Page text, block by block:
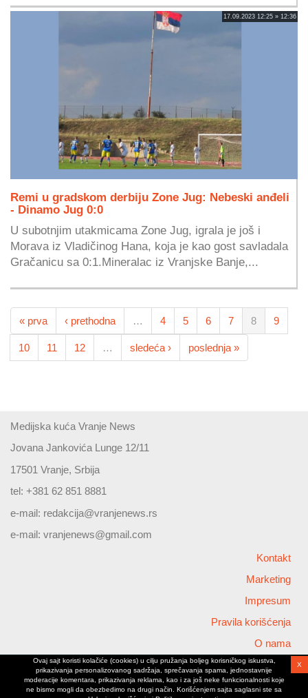
17.09.2023 12:25 » 12:36
Remi u gradskom derbiju Zone Jug: Nebeski anđeli
- Dinamo Jug 0:0
U subotnjim utakmicama Zone Jug, igrala je još i
Morava iz Vladičinog Hana, koja je kao gost savladala
Gračanicu sa 0:1.Mineralac iz Vranjske Banje,...
« prva ‹ prethodna … 4 5 6 7 8 9
10 11 12 … sledeća › poslednja »
Medijska kuća Vranje News
Jovana Jankovića Lunge 12/11
17501 Vranje, Srbija
tel: +381 62 851 8881
e-mail: redakcija@vranjenews.rs
e-mail: vranjenews@gmail.com
Kontakt
Marketing
Impresum
Pravila korišćenja
O nama
Copyright © 2026 Vranjenews
All rights reserved
www.vranjenews.rs
Ovaj sajt koristi kolačiće (cookies) u cilju pružanja boljeg korisničkog iskustva,
prikazivanja personalizovanog sadržaja, sprečavanja spama, jednostavnije
moderacije komentara, prikazivanja reklama, kao i za još neke funkcionalnosti koje
ne bismo mogli da obezbedimo na drugi način. Korišćenjem sajta saglasni ste sa
X